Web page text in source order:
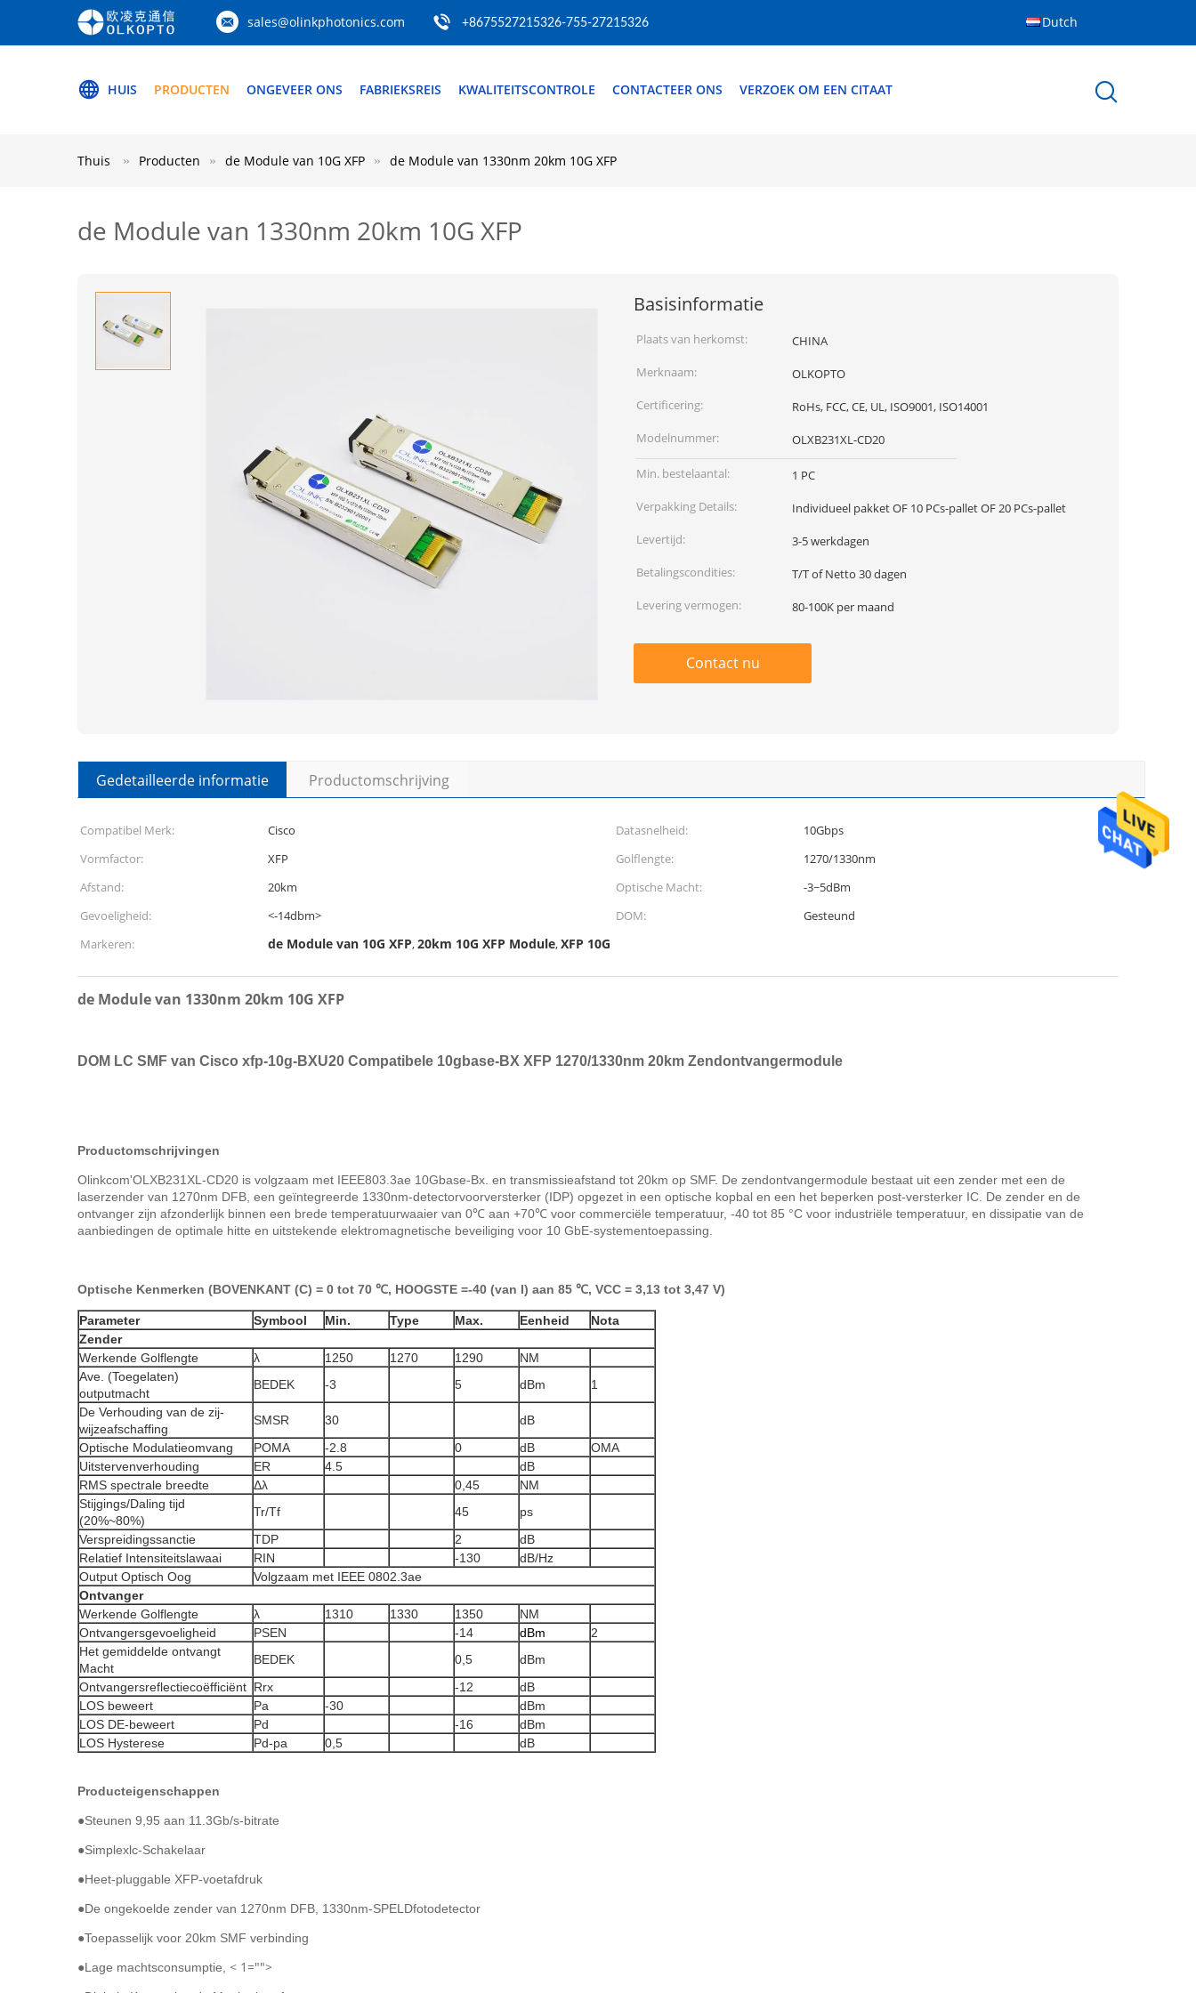
sales@olinkphotonics.com +8675527215326-755-27215326 Dutch
HUIS PRODUCTEN ONGEVEER ONS FABRIEKSREIS KWALITEITSCONTROLE CONTACTEER ONS VERZOEK OM EEN CITAAT
Thuis Producten de Module van 10G XFP de Module van 1330nm 20km 10G XFP
de Module van 1330nm 20km 10G XFP
Basisinformatie
Plaats van herkomst:
CHINA
Merknaam:
OLKOPTO
Certificering:
RoHs, FCC, CE, UL, ISO9001, ISO14001
Modelnummer:
OLXB231XL-CD20
Min. bestelaantal:
1 PC
Verpakking Details:
Individueel pakket OF 10 PCs-pallet OF 20 PCs-pallet
Levertijd:
3-5 werkdagen
Betalingscondities:
T/T of Netto 30 dagen
Levering vermogen:
80-100K per maand
Contact nu
Gedetailleerde informatie Productomschrijving
Compatibel Merk: Cisco Datasnelheid:
10Gbps
Vormfactor:
XFP Golflengte:
1270/1330nm
Afstand:
20km Optische Macht:
-3~5dBm
Gevoeligheid:
<-14dbm> DOM:
Gesteund
Markeren:
de Module van 10G XFP,20km 10G XFP Module,XFP 10G
de Module van 1330nm 20km 10G XFP
DOM LC SMF van Cisco xfp-10g-BXU20 Compatibele 10gbase-BX XFP 1270/1330nm 20km Zendontvangermodule
Productomschrijvingen
Olinkcom'OLXB231XL-CD20 is volgzaam met IEEE803.3ae 10Gbase-Bx. en transmissieafstand tot 20km op SMF. De zendontvangermodule bestaat uit een zender met een de
laserzender van 1270nm DFB, een geïntegreerde 1330nm-detectorvoorversterker (IDP) opgezet in een optische kopbal en een het beperken post-versterker IC. De zender en de
ontvanger zijn afzonderlijk binnen een brede temperatuurwaaier van 0℃ aan +70℃ voor commerciële temperatuur, -40 tot 85 °C voor industriële temperatuur, en dissipatie van de
aanbiedingen de optimale hitte en uitstekende elektromagnetische beveiliging voor 10 GbE-systementoepassing.
Optische Kenmerken (BOVENKANT (C) = 0 tot 70 ℃, HOOGSTE =-40 (van I) aan 85 ℃, VCC = 3,13 tot 3,47 V)
Parameter Symbool Min. Type Max. Eenheid
Nota
Zender
Werkende Golflengte
λ 1250 1270 1290
NM
Ave. (Toegelaten)
outputmacht
BEDEK -3 5 dBm
1
De Verhouding van de zij-
wijzeafschaffing
SMSR 30
dB
Optische Modulatieomvang
POMA -2.8 0 dB
OMA
Uitstervenverhouding
ER 4.5
dB
RMS spectrale breedte
Δλ 0,45
NM
Stijgings/Daling tijd
(20%~80%)
Tr/Tf 45
ps
Verspreidingssanctie
TDP 2
dB
Relatief Intensiteitslawaai
RIN -130
dB/Hz
Output Optisch Oog
Volgzaam met IEEE 0802.3ae
Ontvanger
Werkende Golflengte
λ 1310 1330 1350
NM
Ontvangersgevoeligheid
PSEN -14 dBm
2
Het gemiddelde ontvangt
Macht
BEDEK 0,5
dBm
Ontvangersreflectiecoëfficiënt Rrx -12
dB
LOS beweert
Pa -30
dBm
LOS DE-beweert
Pd -16
dBm
LOS Hysterese
Pd-pa 0,5 dB
Producteigenschappen
●Steunen 9,95 aan 11.3Gb/s-bitrate
●Simplexlc-Schakelaar
●Heet-pluggable XFP-voetafdruk
●De ongekoelde zender van 1270nm DFB, 1330nm-SPELDfotodetector
●Toepasselijk voor 20km SMF verbinding
●Lage machtsconsumptie, < 1="">